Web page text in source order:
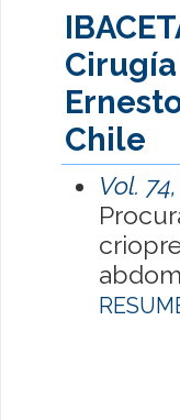
Chile
Vol.